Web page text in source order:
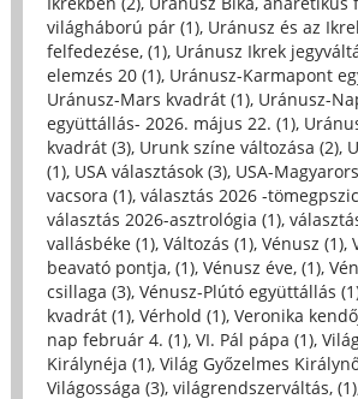
világháború pár (1), Uránusz és az
felfedezése, (1), Uránusz Ikrek
elemzés 20 (1), Uránusz-Karmapont
Uránusz-Mars kvadrát (1), Uránusz-
együttállás- 2026. május 22. (1),
kvadrát (3), Urunk színe változása (2),
(1), USA választások (3), USA-
vacsora (1), választás 2026 -
választás 2026-asztrológia (1),
vallásbéke (1), Változás (1), Vénusz (1),
beavató pontja, (1), Vénusz éve, (1),
csillaga (3), Vénusz-Plútó együttállás
kvadrát (1), Vérhold (1), Veronika
nap február 4. (1), VI. Pál pápa (1),
Királynéja (1), Világ Győzelmes
Világossága (3), világrendszerváltás, (1)